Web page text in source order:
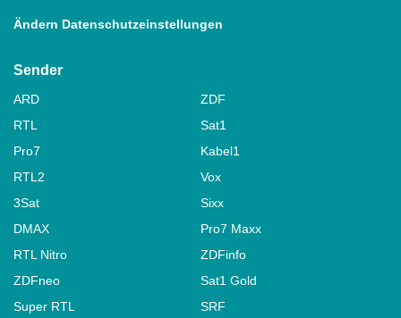
Ändern Datenschutzeinstellungen
Sender
ARD
ZDF
RTL
Sat1
Pro7
Kabel1
RTL2
Vox
3Sat
Sixx
DMAX
Pro7 Maxx
RTL Nitro
ZDFinfo
ZDFneo
Sat1 Gold
Super RTL
SRF